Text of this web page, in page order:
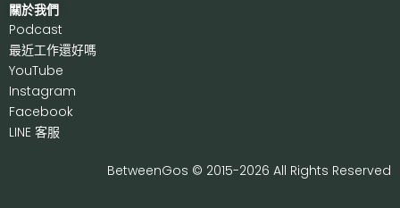
關於我們
Podcast
最近工作還好嗎
YouTube
Instagram
Facebook
LINE 客服
BetweenGos © 2015-2026 All Rights Reserved